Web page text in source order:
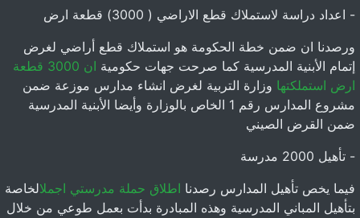
- اعداد دراسة لاستملاك قطع الاراضي ( 3000) قطعة ارض
ورصدنا ان ضمن خطة الحكومة هو استملاك قطع أراضي لغرض
إتمام الأبنية المدرسية كما صرحت جهات حكومية
ان 3000 قطعة
ارض استملكتها وزارة التربية لغرض انشاء مدارس موزعة ضمن
مشروع المدارس رقم 1 الخاص بالوزارة وأيضا الأبنية المدرسية
ضمن القرض الصيني
- تأهيل 2000 مدرسة
فيما يخص تأهيل المدارس رصدنا اطلاق حملة مدرستي اجملالخاصة
بتأهيل المباني المدرسية وهذه المبادرة بدأت بعمل طوعي من خلال